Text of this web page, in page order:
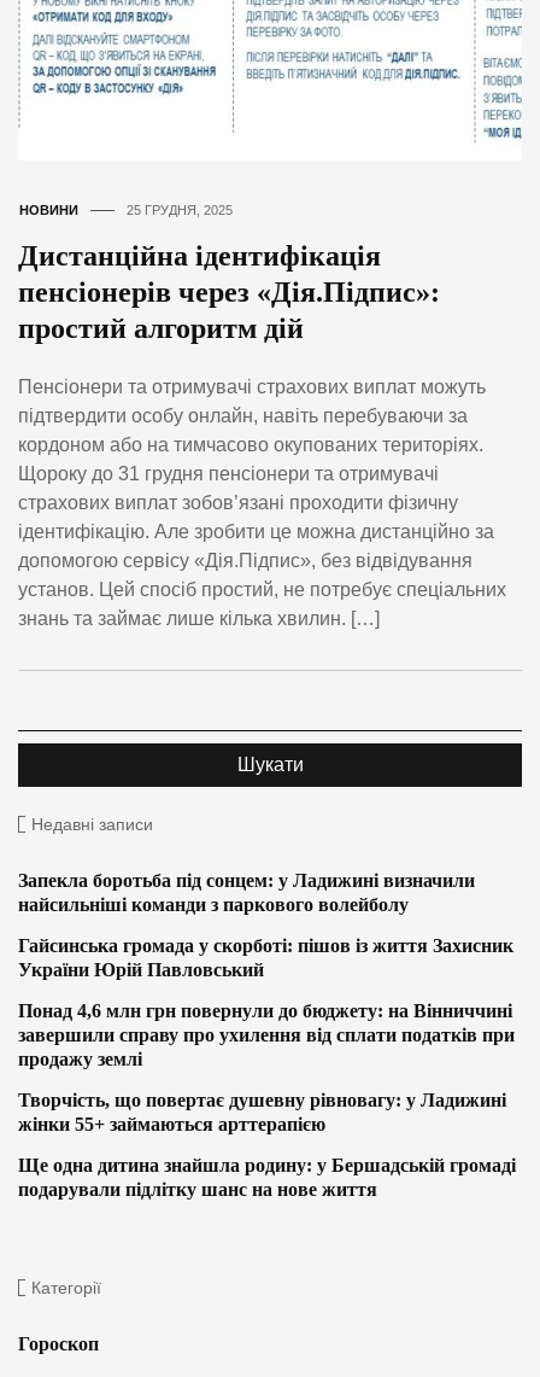
НОВИНИ 25 ГРУДНЯ, 2025
Дистанційна ідентифікація
пенсіонерів через «Дія.Підпис»:
простий алгоритм дій
Пенсіонери та отримувачі страхових виплат можуть
підтвердити особу онлайн, навіть перебуваючи за
кордоном або на тимчасово окупованих територіях.
Щороку до 31 грудня пенсіонери та отримувачі
страхових виплат зобов’язані проходити фізичну
ідентифікацію. Але зробити це можна дистанційно за
допомогою сервісу «Дія.Підпис», без відвідування
установ. Цей спосіб простий, не потребує спеціальних
знань та займає лише кілька хвилин. […]
Недавні записи
Запекла боротьба під сонцем: у Ладижині визначили
найсильніші команди з паркового волейболу
Гайсинська громада у скорботі: пішов із життя Захисник
України Юрій Павловський
Понад 4,6 млн грн повернули до бюджету: на Вінниччині
завершили справу про ухилення від сплати податків при
продажу землі
Творчість, що повертає душевну рівновагу: у Ладижині
жінки 55+ займаються арттерапією
Ще одна дитина знайшла родину: у Бершадській громаді
подарували підлітку шанс на нове життя
Категорії
Гороскоп